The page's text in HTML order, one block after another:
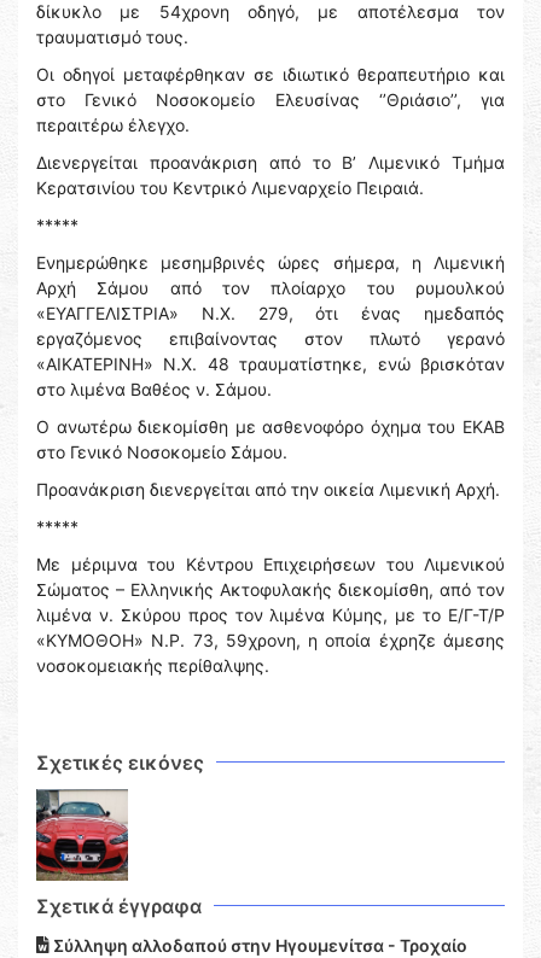
δίκυκλο με 54χρονη οδηγό, με αποτέλεσμα τον
τραυματισμό τους.
Οι οδηγοί μεταφέρθηκαν σε ιδιωτικό θεραπευτήριο και
στο Γενικό Νοσοκομείο Ελευσίνας ‘’Θριάσιο’’, για
περαιτέρω έλεγχο.
Διενεργείται προανάκριση από το Β’ Λιμενικό Τμήμα
Κερατσινίου του Κεντρικό Λιμεναρχείο Πειραιά.
*****
Ενημερώθηκε μεσημβρινές ώρες σήμερα, η Λιμενική
Αρχή Σάμου από τον πλοίαρχο του ρυμουλκού
«ΕΥΑΓΓΕΛΙΣΤΡΙΑ» Ν.Χ. 279, ότι ένας ημεδαπός
εργαζόμενος επιβαίνοντας στον πλωτό γερανό
«ΑΙΚΑΤΕΡΙΝΗ» Ν.Χ. 48 τραυματίστηκε, ενώ βρισκόταν
στο λιμένα Βαθέος ν. Σάμου.
Ο ανωτέρω διεκομίσθη με ασθενοφόρο όχημα του ΕΚΑΒ
στο Γενικό Νοσοκομείο Σάμου.
Προανάκριση διενεργείται από την οικεία Λιμενική Αρχή.
*****
Με μέριμνα του Κέντρου Επιχειρήσεων του Λιμενικού
Σώματος – Ελληνικής Ακτοφυλακής διεκομίσθη, από τον
λιμένα ν. Σκύρου προς τον λιμένα Κύμης, με το Ε/Γ-Τ/Ρ
«ΚΥΜΟΘΟΗ» Ν.Ρ. 73, 59χρονη, η οποία έχρηζε άμεσης
νοσοκομειακής περίθαλψης.
Σχετικές εικόνες
Σχετικά έγγραφα
Σύλληψη αλλοδαπού στην Ηγουμενίτσα - Τροχαίο